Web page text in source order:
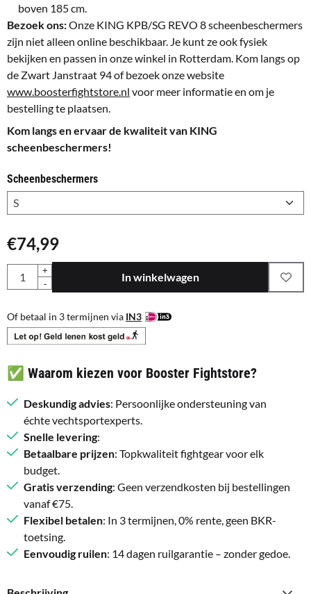
boven 185 cm.
Bezoek ons:Onze KING KPB/SG REVO 8 scheenbeschermers
zijn niet alleen online beschikbaar. Je kunt ze ook fysiek
bekijken en passen in onze winkel in Rotterdam. Kom langs op
de Zwart Janstraat 94 of bezoek onze website
www.boosterfightstore.nl voor meer informatie en om je
bestelling te plaatsen.
Kom langs en ervaar de kwaliteit van KING
scheenbeschermers!
Scheenbeschermers
€74,99
Aantal
+
-
In winkelwagen
Of betaal in 3 termijnen via IN3
✅ Waarom kiezen voor Booster Fightstore?
Deskundig advies: Persoonlijke ondersteuning van
échte vechtsportexperts.
Snelle levering:
Betaalbare prijzen: Topkwaliteit fightgear voor elk
budget.
Gratis verzending: Geen verzendkosten bij bestellingen
vanaf €75.
Flexibel betalen: In 3 termijnen, 0% rente, geen BKR-
toetsing.
Eenvoudig ruilen: 14 dagen ruilgarantie – zonder gedoe.